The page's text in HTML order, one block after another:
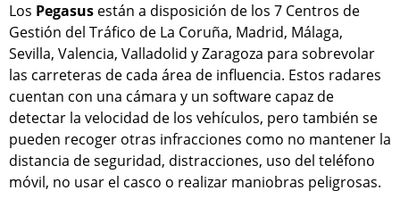
Los Pegasus están a disposición de los 7 Centros de
Gestión del Tráfico de La Coruña, Madrid, Málaga,
Sevilla, Valencia, Valladolid y Zaragoza para sobrevolar
las carreteras de cada área de influencia. Estos radares
cuentan con una cámara y un software capaz de
detectar la velocidad de los vehículos, pero también se
pueden recoger otras infracciones como no mantener la
distancia de seguridad, distracciones, uso del teléfono
móvil, no usar el casco o realizar maniobras peligrosas.